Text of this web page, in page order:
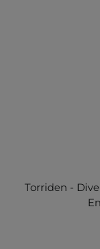
Torriden -